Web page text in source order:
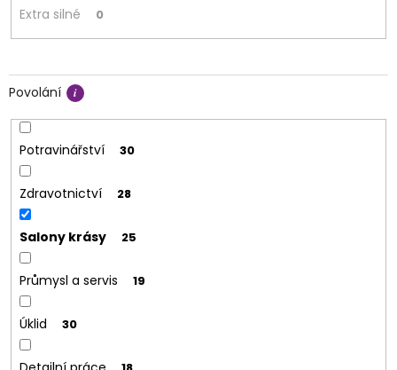
Extra silné 0
Povolání
Potravinářství 30
Zdravotnictví 28
Salony krásy 25
Průmysl a servis 19
Úklid 30